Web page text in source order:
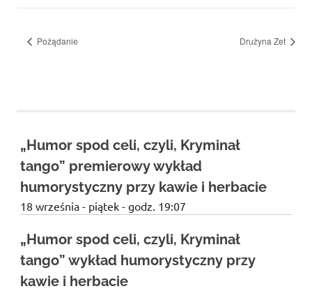
Pożądanie Drużyna Zet
„Humor spod celi, czyli, Kryminał
tango” premierowy wykład
humorystyczny przy kawie i herbacie
18 września - piątek - godz. 19:07
„Humor spod celi, czyli, Kryminał
tango” wykład humorystyczny przy
kawie i herbacie